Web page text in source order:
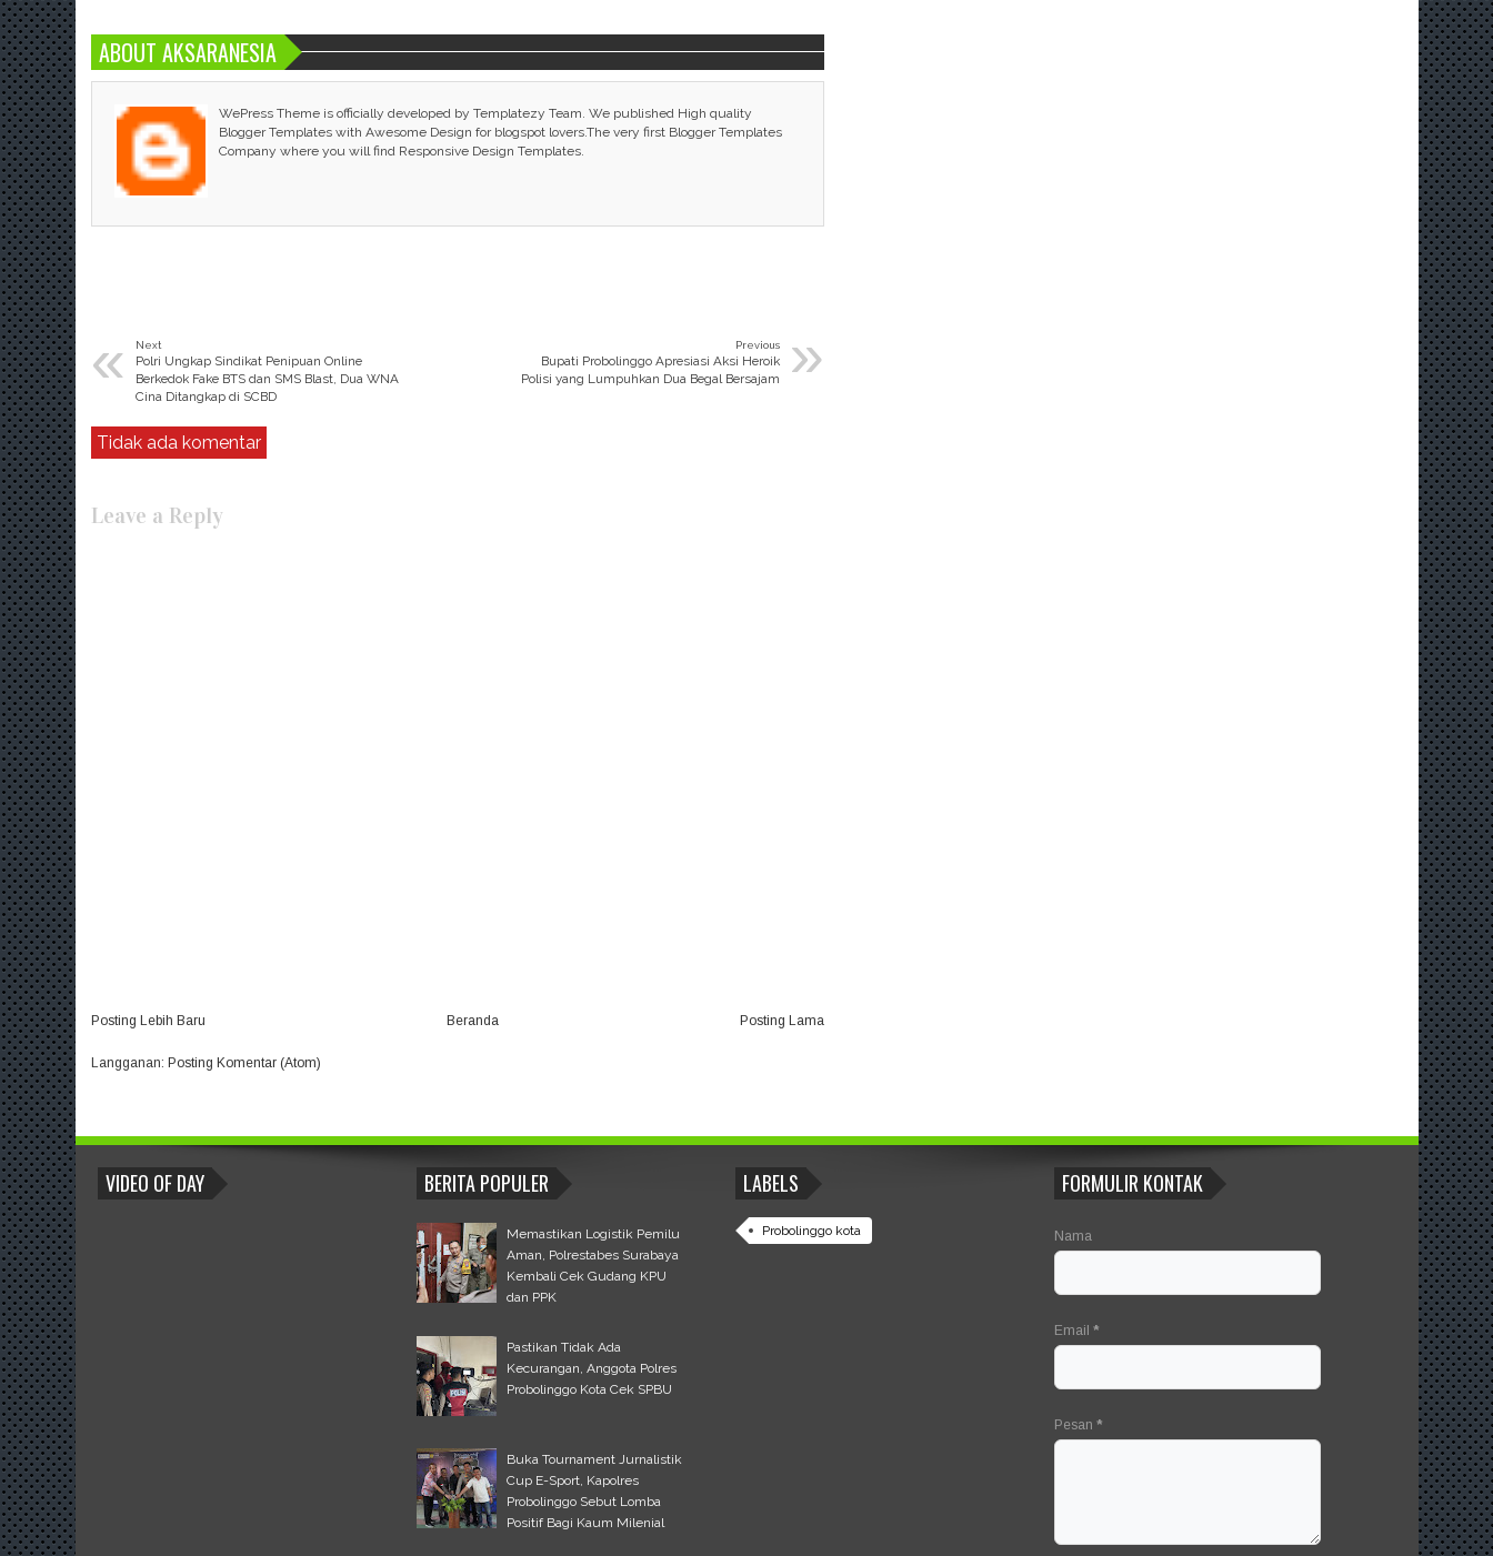
ABOUT AKSARANESIA
WePress Theme is officially developed by Templatezy Team. We published High quality
Blogger Templates with Awesome Design for blogspot lovers.The very first Blogger Templates
Company where you will find Responsive Design Templates.
« Next
Polri Ungkap Sindikat Penipuan Online
Berkedok Fake BTS dan SMS Blast, Dua WNA
Cina Ditangkap di SCBD
»
Previous
Bupati Probolinggo Apresiasi Aksi Heroik
Polisi yang Lumpuhkan Dua Begal Bersajam
Tidak ada komentar
Leave a Reply
Posting Lebih Baru Posting Lama
Beranda
Langganan: Posting Komentar (Atom)
BLOGROLL
VIDEO OF DAY BERITA POPULER
Memastikan Logistik Pemilu
Aman, Polrestabes Surabaya
Kembali Cek Gudang KPU
dan PPK
Pastikan Tidak Ada
Kecurangan, Anggota Polres
Probolinggo Kota Cek SPBU
Buka Tournament Jurnalistik
Cup E-Sport, Kapolres
Probolinggo Sebut Lomba
Positif Bagi Kaum Milenial
LABELS
Probolinggo kota
FORMULIR KONTAK
Nama
Email*
Pesan*